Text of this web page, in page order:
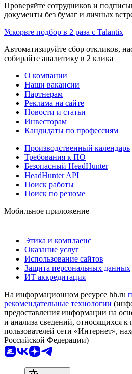
Проверяйте сотрудников и
документы без бумаг и личных
Ускорьте подбор в 2 раза с Talantix
Автоматизируйте сбор откликов,
собирайте аналитику в 2 клика
О компании
Наши вакансии
Партнерам
Реклама на сайте
Новости и статьи
Инвесторам
Кандидаты по профессиям
Производственный календарь
Требования к ПО
Безопасный HeadHunter
HeadHunter API
Поиск работы
Поиск по резюме
Мобильное приложение
Этика и комплаенс
Оказание услуг
Использование сайтов
Защита персональных данных
ИТ аккредитация
На информационном ресурсе hh.ru
рекомендательные технологии
предоставления информации на
и анализа сведений, относящихся к
пользователей сети «Интернет»,
Российской Федерации)